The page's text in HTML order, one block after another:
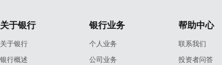
关于银行
关于银行
银行概述
银行业务
个人业务
公司业务
帮助中心
联系我们
投资者问答